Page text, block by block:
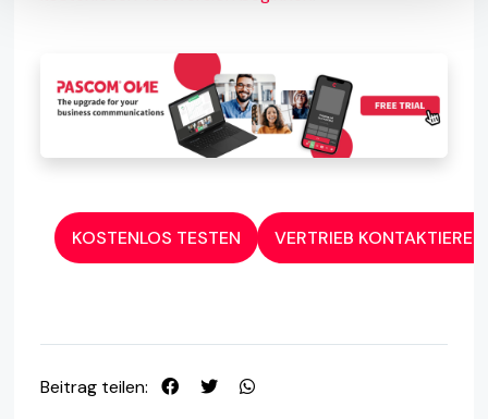
KOSTENLOS TESTEN VERTRIEB KONTAKTIEREN
Beitrag teilen: